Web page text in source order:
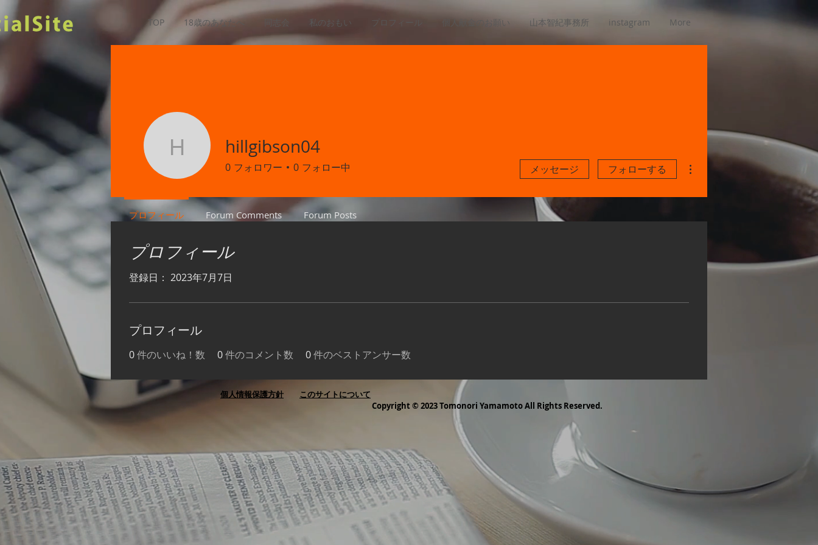
TOP 18歳のあなたへ 私のおもい プロフィール 個人献金のお願い 山本智紀事務所 instagram More
プロフィール
登録日： 2023年7月7日
プロフィール
0件のいいね！数 0件のコメント数 0件のベストアンサー数
hillgibson04
hillgibson04
0 フォロワー 0 フォロー中 メッセージ フォローする
プロフィール Forum Comments Forum Posts
個人情報保護方針
このサイトについて
Copyright © 2023 Tomonori Yamamoto All Rights Reserved.